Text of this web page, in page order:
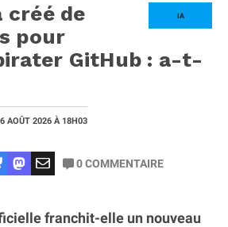
IA
créé de
pour
GitHub : a-t-
6 AOÛT 2026 À 18H03
0COMMENTAIRE
franchit-elle un nouveau